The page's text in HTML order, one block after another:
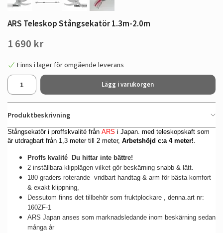
ARS Teleskop Stångsekatör 1.3m-2.0m
1 690 kr
Finns i lager för omgående leverans
Lägg i varukorgen
Produktbeskrivning
Stångsekatör i proffskvalité från ARS i Japan. med teleskopskaft som
är utdragbart från 1,3 meter till 2 meter, Arbetshöjd c:a 4 meter!
Proffs kvalité Du hittar inte bättre!
2 inställbara klipplägen vilket gör beskärning snabb & lätt.
180 graders roterande vridbart handtag & arm för bästa komfort
& exakt klippning,
Dessutom finns det tillbehör som fruktplockare , denna.art nr:
160ZF-1
ARS Japan anses som marknadsledande inom beskärning sedan
många år